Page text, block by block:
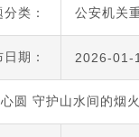
类： 公安机关
期： 2026-01-
圆 守护山水间的烟